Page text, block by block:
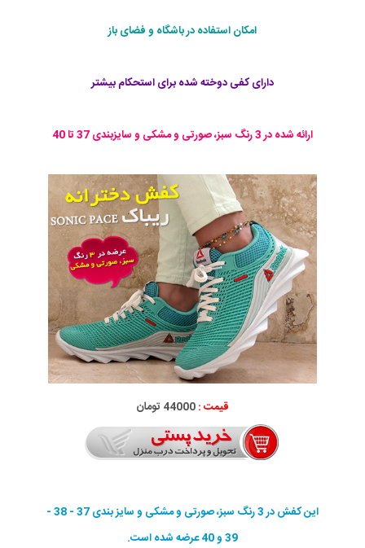
امکان استفاده در باشگاه و فضای باز
دارای کفی دوخته شده برای استحکام بیشتر
ارائه شده در 3 رنگ سبز، صورتی و مشکی و سایزبندی 37 تا 40
قیمت :44000 تومان
این کفش در 3 رنگ سبز، صورتی و مشکی و سایز بندی 37 - 38 -
39 و 40 عرضه شده است.